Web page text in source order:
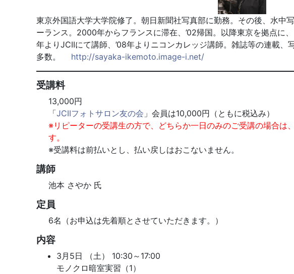
東京外国語大学大学院修了。朝日新聞社写真部に勤務。その後、水中
ーランス。2000年からフランスに滞在、’02帰国。以降東京を拠点に
年よりJCIIにて講師、’08年よりニコンカレッジ講師。雑誌等の連載、
多数。 http://sayaka-ikemoto.image-i.net/
受講料
13,000円
「JCIIフォトサロン友の会 」会員は10,000円（ともに税込み）
※リピーターの受講生の方で、どちらか一日のみのご受講の場合は
す。
※受講料は前払いとし、払い戻しはおこないません。
講師
池本 さやか 氏
定員
6名（お申込は先着順とさせていただきます。）
内容
3月5日 （土） 10:30～17:00
モノクロ暗室実習（1）